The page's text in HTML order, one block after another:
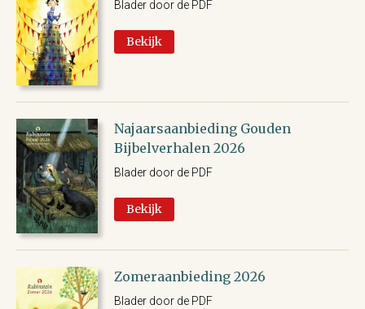
Blader door de PDF
Bekijk
Najaarsaanbieding Gouden
Bijbelverhalen 2026
Blader door de PDF
Bekijk
Zomeraanbieding 2026
Blader door de PDF